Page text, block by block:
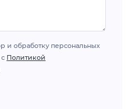
и обработку персональных
Политикой